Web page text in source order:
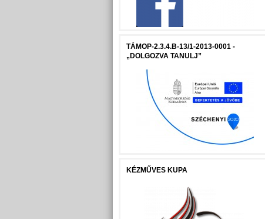
TÁMOP-2.3.4.B-13/1-2013-0001 -
„DOLGOZVA TANULJ”
KÉZMŰVES KUPA